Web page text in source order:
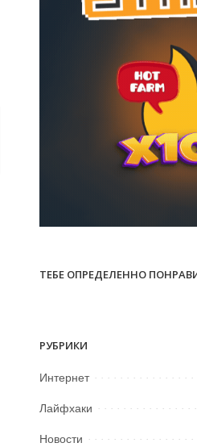
ТЕБЕ ОПРЕДЕЛЕННО
РУБРИКИ
Интернет
Лайфхаки
Новости